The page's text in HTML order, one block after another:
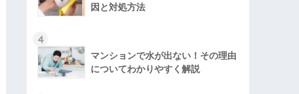
因と対処方法
4
マンションで水が出ない！その理由
についてわかりやすく解説